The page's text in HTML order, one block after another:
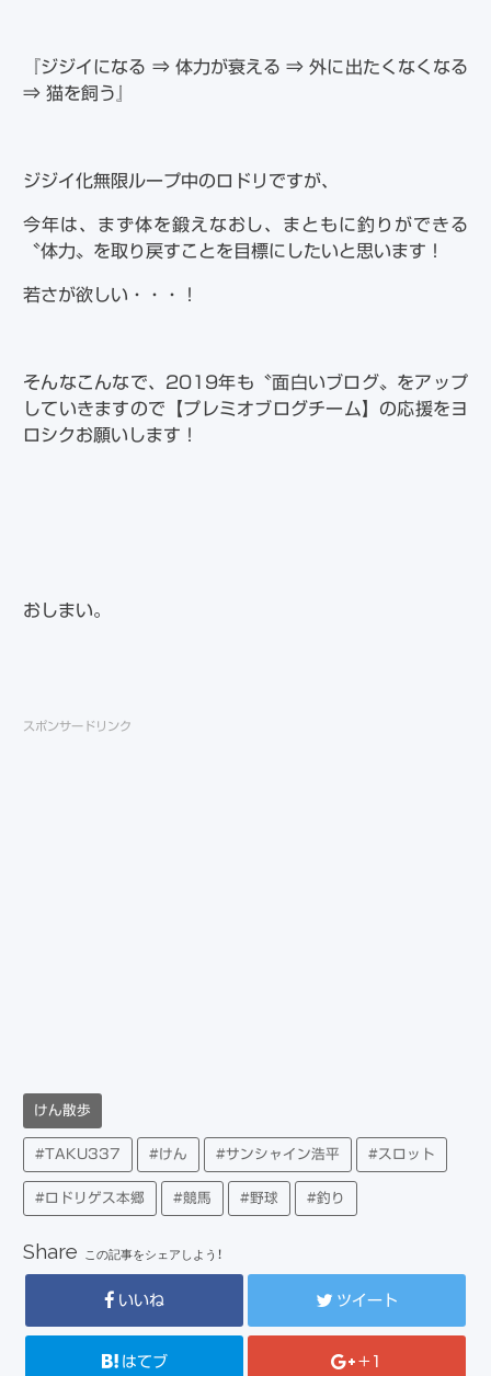
『ジジイになる ⇒ 体力が衰える ⇒ 外に出たくなくなる
⇒ 猫を飼う』
ジジイ化無限ループ中のロドリですが、
今年は、まず体を鍛えなおし、まともに釣りができる
〝体力〟を取り戻すことを目標にしたいと思います！
若さが欲しい・・・！
そんなこんなで、2019年も〝面白いブログ〟をアップ
していきますので【プレミオブログチーム】の応援をヨ
ロシクお願いします！
おしまい。
スポンサードリンク
けん散歩
#TAKU337 #けん #サンシャイン浩平 #スロット
#ロドリゲス本郷 #競馬 #野球 #釣り
Share この記事をシェアしよう！
いいね ツイート
はてブ +1